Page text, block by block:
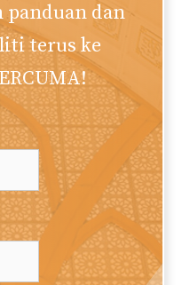
dan
terus ke